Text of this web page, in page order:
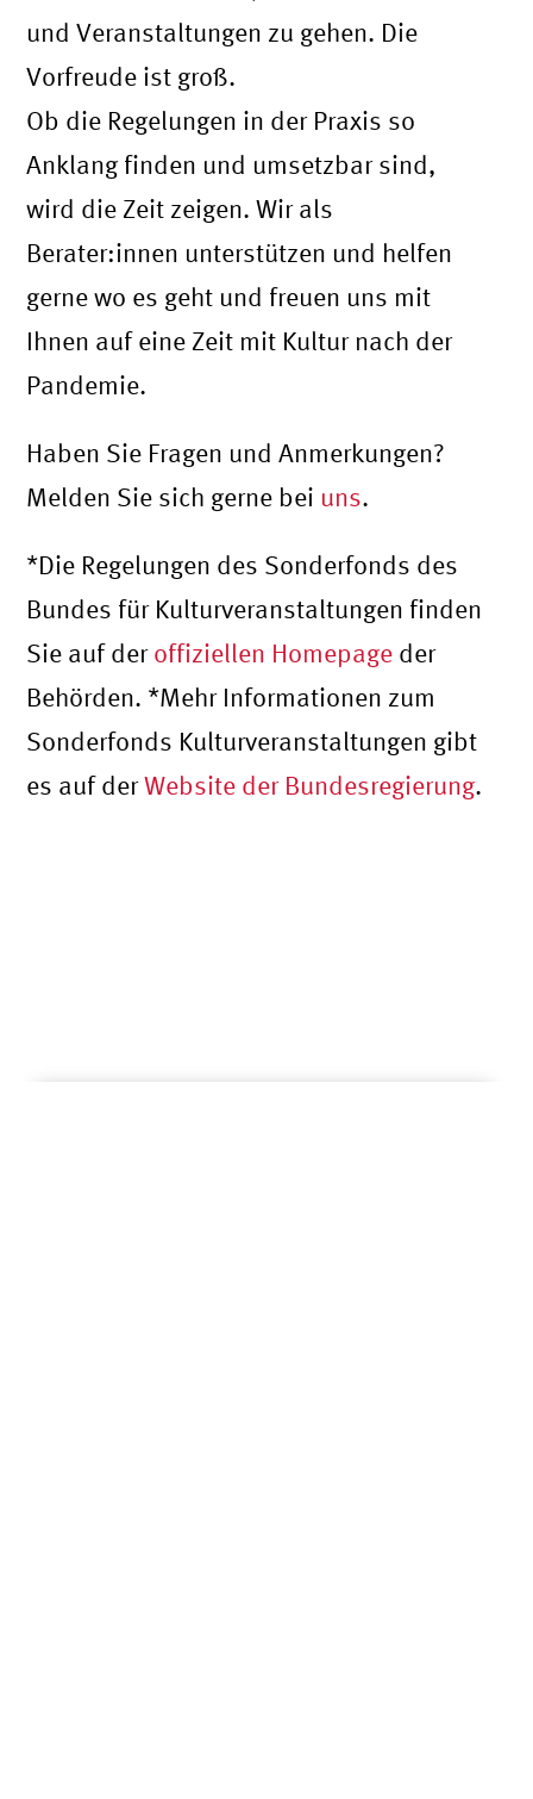
und Veranstaltungen zu gehen. Die
Vorfreude ist groß.
Ob die Regelungen in der Praxis so
Anklang finden und umsetzbar sind,
wird die Zeit zeigen. Wir als
Berater:innen unterstützen und helfen
gerne wo es geht und freuen uns mit
Ihnen auf eine Zeit mit Kultur nach der
Pandemie.
Haben Sie Fragen und Anmerkungen?
Melden Sie sich gerne bei uns.
*Die Regelungen des Sonderfonds des
Bundes für Kulturveranstaltungen finden
Sie auf der offiziellen Homepage der
Behörden. *Mehr Informationen zum
Sonderfonds Kulturveranstaltungen gibt
es auf derWebsite der Bundesregierung.